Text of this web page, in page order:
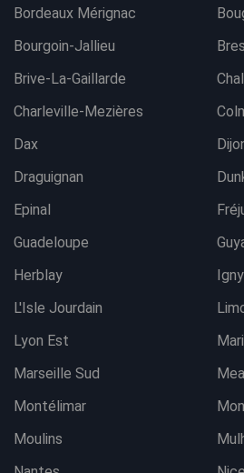
Bordeaux Mérignac
Bourgoin-Jallieu
Brive-La-Gaillarde
Charleville-Mezières
Dax
Draguignan
Epinal
Guadeloupe
Herblay
Igny
L'Isle Jourdain
Lyon Est
Marseille Sud
Montélimar
Moulins